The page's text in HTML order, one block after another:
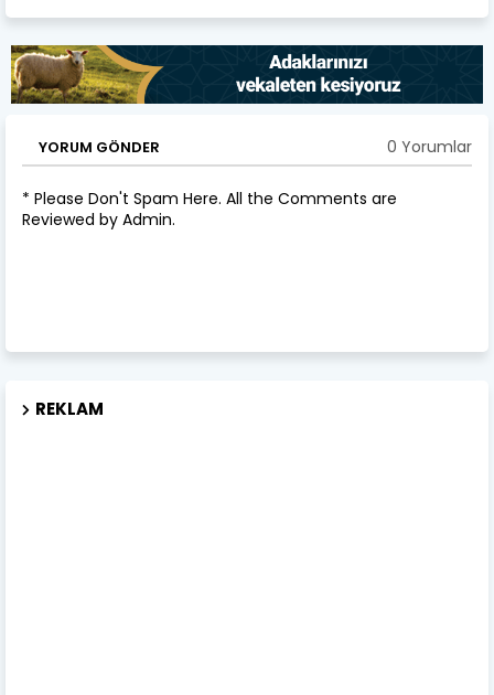
YORUM GÖNDER 0 Yorumlar
* Please Don't Spam Here. All the Comments are
Reviewed by Admin.
REKLAM